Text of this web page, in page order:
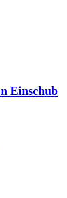
Einschub